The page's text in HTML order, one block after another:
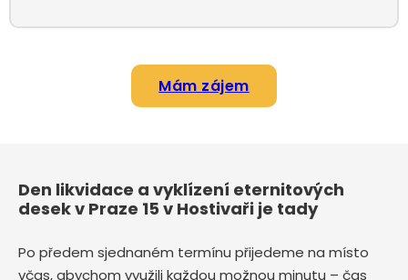
Mám zájem
Den likvidace a vyklízení eternitových
desek v Praze 15 v Hostivaři je tady
Po předem sjednaném termínu přijedeme na místo
včas, abychom využili každou možnou minutu – čas